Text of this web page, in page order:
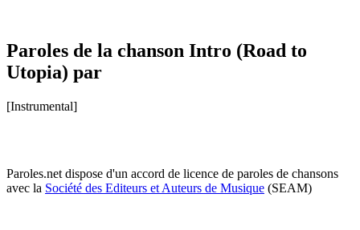
Paroles de la chanson Intro (Road to
Utopia) par
[Instrumental]
Paroles.net dispose d'un accord de licence de paroles de chansons
avec la Société des Editeurs et Auteurs de Musique (SEAM)